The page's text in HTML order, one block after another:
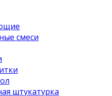
смеси
штукатурка